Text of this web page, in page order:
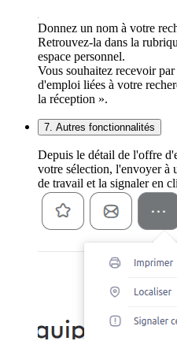
Donnez un nom à votre
Retrouvez-la dans la
espace personnel.
Vous souhaitez recevoir
d'emploi liées à votre
la réception ».
7. Autres fonctionnalités
Depuis le détail de l'offre
votre sélection, l'envoyer à
de travail et la signaler en